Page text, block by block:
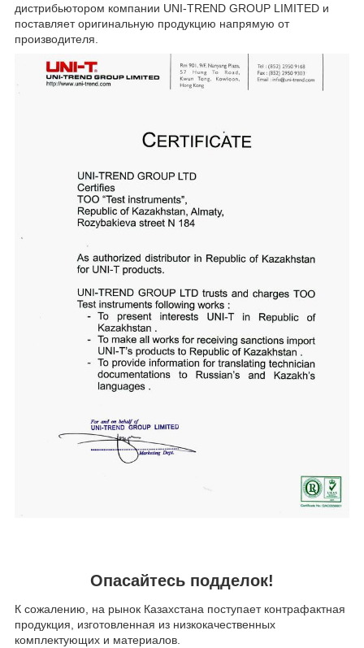
дистрибьютором компании UNI-TREND GROUP LIMITED и
поставляет оригинальную продукцию напрямую от
производителя.
Опасайтесь подделок!
К сожалению, на рынок Казахстана поступает контрафактная
продукция, изготовленная из низкокачественных
комплектующих и материалов.